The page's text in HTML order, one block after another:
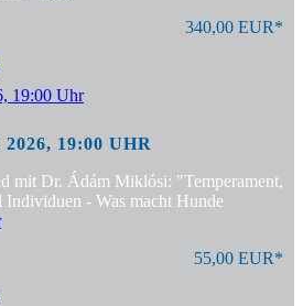
340,00 EUR*
19:00 UHR
mit Dr. Ádám Miklósi: "Temperament,
Individuen - Was macht Hunde
55,00 EUR*